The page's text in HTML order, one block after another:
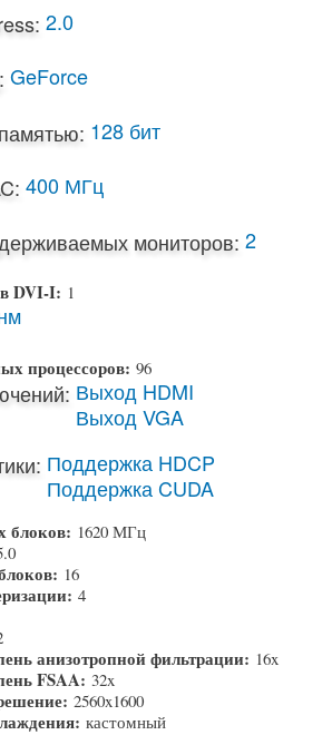
2.0
GeForce
128 бит
400 МГц
мониторов: 2
DVI-I: 1
процессоров: 96
Выход HDMI
Выход VGA
Поддержка HDCP
Поддержка CUDA
блоков: 1620 МГц
16
4
анизотропной фильтрации: 16x
FSAA: 32x
2560x1600
кастомный